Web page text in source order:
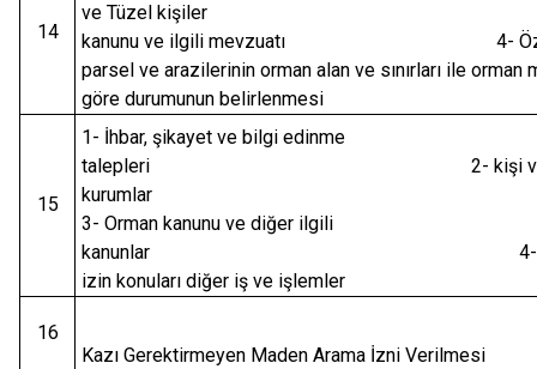
14
ve Tüzel kişiler 3-
kanunu ve ilgili mevzuatı 4- Özel
parsel ve arazilerinin orman alan ve sınırları ile orman
göre durumunun belirlenmesi
15
1- İhbar, şikayet ve bilgi edinme
talepleri 2- kişi
3- Orman kanunu ve diğer ilgili
kanunlar 4-
izin konuları diğer iş ve işlemler
16
Kazı Gerektirmeyen Maden Arama İzni Verilmesi